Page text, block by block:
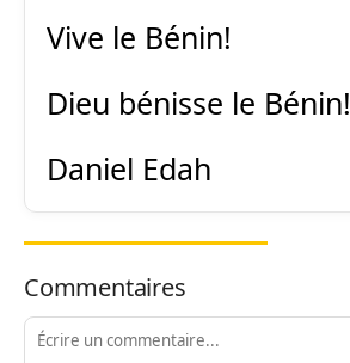
Vive le Bénin!
Dieu bénisse le Bénin!
Daniel Edah
Commentaires